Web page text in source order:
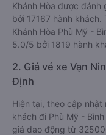
Khánh Hòa được
bởi 17167 hành
Khánh Hòa Phù Mỹ -
5.0/5 bởi 1819 hành
2. Giá vé xe Vạn
Định
Hiện tại, theo cập nhật
khách đi Phù Mỹ -
giá dao động từ